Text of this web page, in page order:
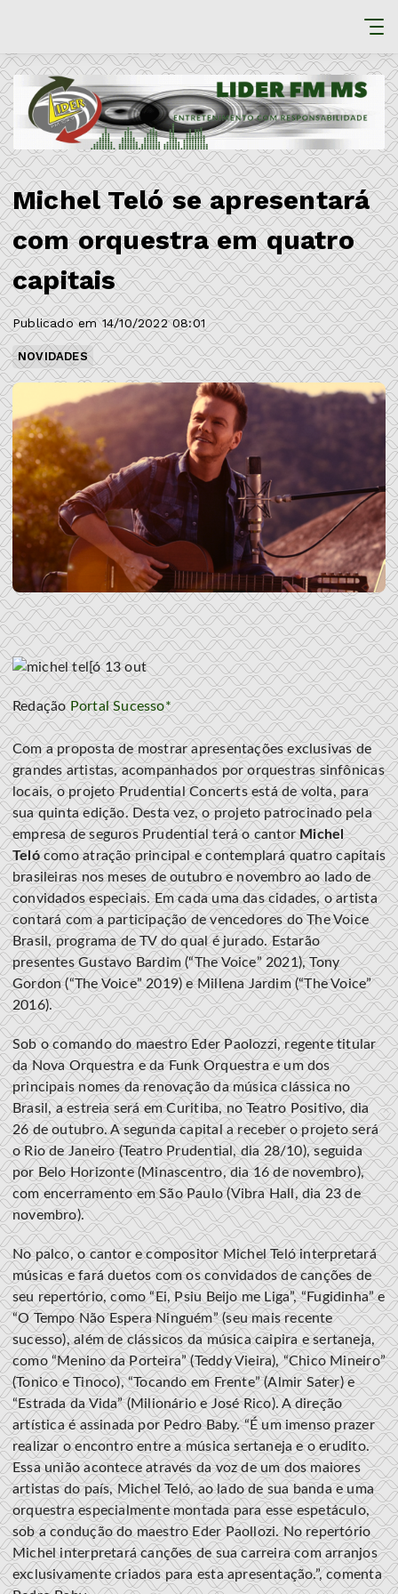
Michel Teló se apresentará
com orquestra em quatro
capitais
Publicado em 14/10/2022 08:01
NOVIDADES
Redação Portal Sucesso*
Com a proposta de mostrar apresentações exclusivas de
grandes artistas, acompanhados por orquestras sinfônicas
locais, o projeto Prudential Concerts está de volta, para
sua quinta edição. Desta vez, o projeto patrocinado pela
empresa de seguros Prudential terá o cantorMichel
Telócomo atração principal e contemplará quatro capitais
brasileiras nos meses de outubro e novembro ao lado de
convidados especiais. Em cada uma das cidades, o artista
contará com a participação de vencedores do The Voice
Brasil, programa de TV do qual é jurado. Estarão
presentes Gustavo Bardim (“The Voice” 2021), Tony
Gordon (“The Voice” 2019) e Millena Jardim (“The Voice”
2016).
Sob o comando do maestro Eder Paolozzi, regente titular
da Nova Orquestra e da Funk Orquestra e um dos
principais nomes da renovação da música clássica no
Brasil, a estreia será em Curitiba, no Teatro Positivo, dia
26 de outubro. A segunda capital a receber o projeto será
o Rio de Janeiro (Teatro Prudential, dia 28/10), seguida
por Belo Horizonte (Minascentro, dia 16 de novembro),
com encerramento em São Paulo (Vibra Hall, dia 23 de
novembro).
No palco, o cantor e compositor Michel Teló interpretará
músicas e fará duetos com os convidados de canções de
seu repertório, como “Ei, Psiu Beijo me Liga”, “Fugidinha” e
“O Tempo Não Espera Ninguém” (seu mais recente
sucesso), além de clássicos da música caipira e sertaneja,
como “Menino da Porteira” (Teddy Vieira), “Chico Mineiro”
(Tonico e Tinoco), “Tocando em Frente” (Almir Sater) e
“Estrada da Vida” (Milionário e José Rico). A direção
artística é assinada por Pedro Baby. “É um imenso prazer
realizar o encontro entre a música sertaneja e o erudito.
Essa união acontece através da voz de um dos maiores
artistas do país, Michel Teló, ao lado de sua banda e uma
orquestra especialmente montada para esse espetáculo,
sob a condução do maestro Eder Paollozi. No repertório
Michel interpretará canções de sua carreira com arranjos
exclusivamente criados para esta apresentação.”, comenta